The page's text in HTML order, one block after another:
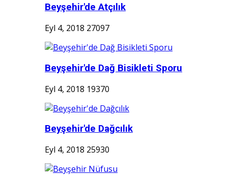
Beyşehir'de Atçılık
Eyl 4, 2018 27097
Beyşehir'de Dağ Bisikleti Sporu
Eyl 4, 2018 19370
Beyşehir'de Dağcılık
Eyl 4, 2018 25930